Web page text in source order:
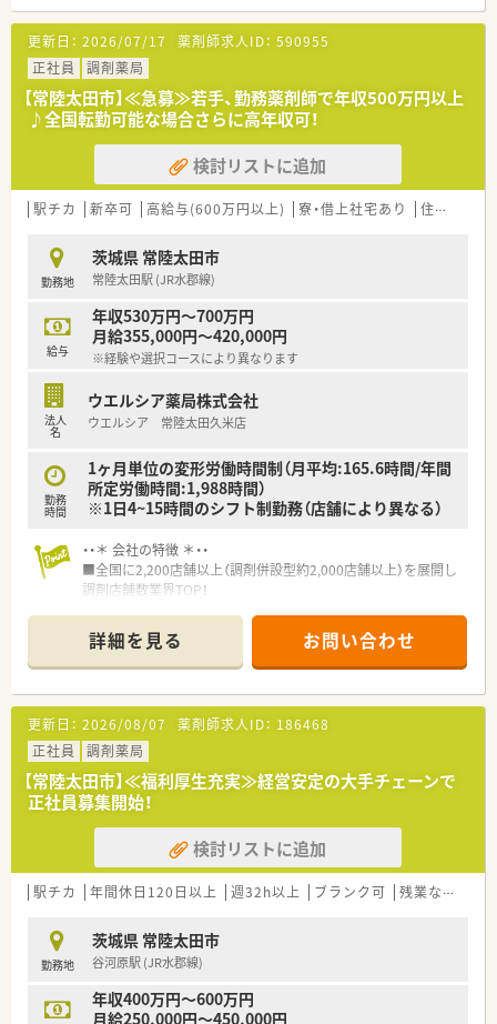
更新日： 2026/07/17 薬剤師求人ID： 590955
正社員
調剤薬局
【常陸太田市】≪急募≫若手、勤務薬剤師で年収500万円以上
♪全国転勤可能な場合さらに高年収可！
検討リストに追加
駅チカ 新卒可 高給与(600万円以上) 寮・借上社宅あり 住宅補助(手当)あり
勤務地
茨城県 常陸太田市
常陸太田駅 (JR水郡線)
給与
年収530万円～700万円
月給355,000円～420,000円
※経験や選択コースにより異なります
法人
名
ウエルシア薬局株式会社
ウエルシア 常陸太田久米店
勤務
時間
1ヶ月単位の変形労働時間制（月平均:165.6時間/年間
所定労働時間:1,988時間）
※1日4~15時間のシフト制勤務（店舗により異なる）
・・＊ 会社の特徴 ＊・・
■全国に2,200店舗以上（調剤併設型約2,000店舗以上）を展開し
調剤店舗数業界TOP！
頑張り次第で高給与も可能！
■経験や勤務コースによりますが、経験の少ない方でも500万前
半スタートと業界TOP水準！
■職種や職域に合わせ、豊富な社内研修や外部組織と連携した研
修を用意されています
■薬剤師が中心の会社だからこそ活躍できるキャリアパスが多
種多様に用意されています。
■店舗拡大に伴い、エリアマネジャーや営業部長等のマネジメン
トのポジションも増えます。
■在宅や教育等の専門性を活かせるスペシャリストを目指すこ
とも可能です。
■その他にも、管理部門や商品部門等の本社スタッフなど活動領
域は多種多様です。
■在宅実施店舗は年々増加しており、在宅医療へもしっかりと関
■育児休暇は3歳まで取得が可能で、時短制度は小学5年生まで
時短勤務ができるよう変更予定です。
■年間休日が120日とワークライフバランスが整っています
■日用品から常備薬まで、従業員割引制度など嬉しいメリットも
たくさんあります！
詳細を見る お問い合わせ
更新日： 2026/08/07 薬剤師求人ID： 186468
正社員
調剤薬局
【常陸太田市】≪福利厚生充実≫経営安定の大手チェーンで
正社員募集開始！
検討リストに追加
駅チカ 年間休日120日以上 週32h以上 ブランク可 残業なし(ほぼなし含む)
勤務地
茨城県 常陸太田市
谷河原駅 (JR水郡線)
年収400万円～600万円
月給250,000円～450,000円